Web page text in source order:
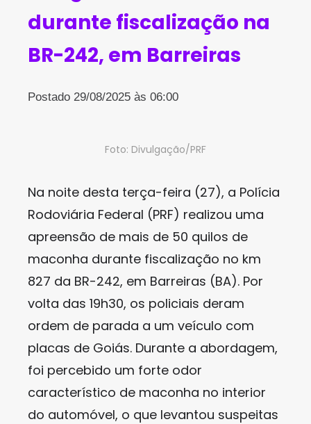
durante fiscalização na
BR-242, em Barreiras
Postado 29/08/2025 às 06:00
Foto: Divulgação/PRF
Na noite desta terça-feira (27), a Polícia
Rodoviária Federal (PRF) realizou uma
apreensão de mais de 50 quilos de
maconha durante fiscalização no km
827 da BR-242, em Barreiras (BA). Por
volta das 19h30, os policiais deram
ordem de parada a um veículo com
placas de Goiás. Durante a abordagem,
foi percebido um forte odor
característico de maconha no interior
do automóvel, o que levantou suspeitas